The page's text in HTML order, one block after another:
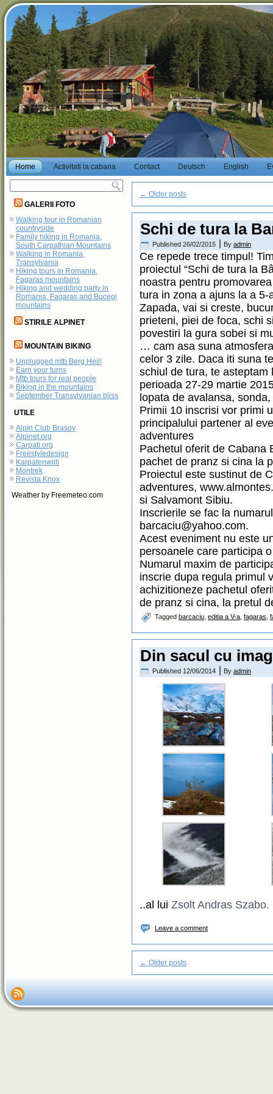
Home Activitati la cabana Contact Deutsch English
GALERII FOTO
Walking tour in Romanian
countryside
Family hiking in Romania,
South Carpathian Mountains
Walking in Romania,
Transylvania
Hiking tours in Romania,
Fagaras mountains
Hiking and wedding party in
Romania, Fagaras and Bucegi
mountains
STIRILE ALPINET
MOUNTAIN BIKING
Unplugged mtb Berg Heil!
Earn your turns
Mtb tours for real people
Biking in the mountains
September Transylvanian bliss
UTILE
Alpin Club Brasov
Alpinet.org
Carpati.org
Freestyledesign
Karpatenwilli
Montrek
Revista Knox
Weather by Freemeteo.com
← Older posts
Schi de tura la
Published 26/02/2015 | By admin
Ce repede trece timpul!
proiectul “Schi de tura la
noastra pentru
tura in zona a ajuns la a 5-
Zapada, vai si creste,
prieteni, piei de foca, schi
povestiri la gura sobei si
… cam asa suna
celor 3 zile. Daca iti suna
schiul de tura, te
perioada 27-29 martie
lopata de avalansa,
Primii 10 inscrisi vor primi
principalului partener al
adventures
Pachetul oferit de Cabana
pachet de pranz si cina la
Proiectul este sustinut de
adventures,
si Salvamont Sibiu.
Inscrierile se fac la
barcaciu@yahoo.com.
Acest eveniment nu este
persoanele care participa
Numarul maxim de
inscrie dupa regula primul
achizitioneze pachetul
de pranz si cina, la pretul
Tagged barcaciu editia a V-a fagaras
Din sacul cu
Published 12/06/2014 | By admin
..al lui Zsolt Andras Szabo.
Leave a comment
← Older posts